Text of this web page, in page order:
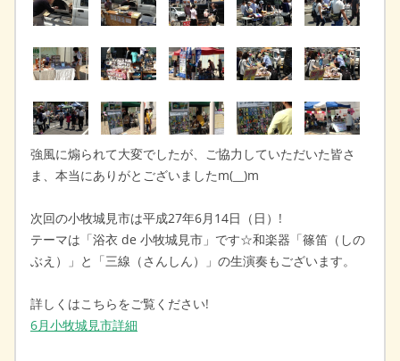
強風に煽られて大変でしたが、ご協力していただいた皆さ
ま、本当にありがとございましたm(__)m
次回の小牧城見市は平成27年6月14日（日）!
テーマは「浴衣 de 小牧城見市」です☆和楽器「篠笛（しの
ぶえ）」と「三線（さんしん）」の生演奏もございます。
詳しくはこちらをご覧ください!
6月小牧城見市詳細